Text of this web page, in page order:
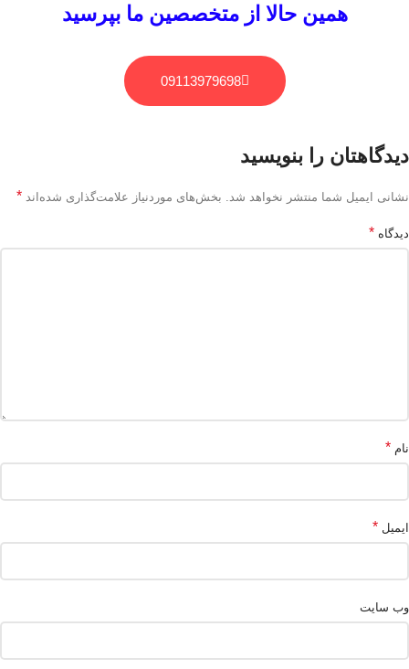
همین حالا از متخصصین ما بپرسید
09113979698
دیدگاهتان را بنویسید
نشانی ایمیل شما منتشر نخواهد شد. بخش‌های موردنیاز علامت‌گذاری شده‌اند *
دیدگاه *
نام *
ایمیل *
وب‌ سایت